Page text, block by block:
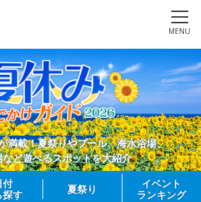
MENU
満載！夏祭りやプール、海水浴場、
ど遊べるスポットを大紹介
付
探す
夏祭り
イベント
ランキング